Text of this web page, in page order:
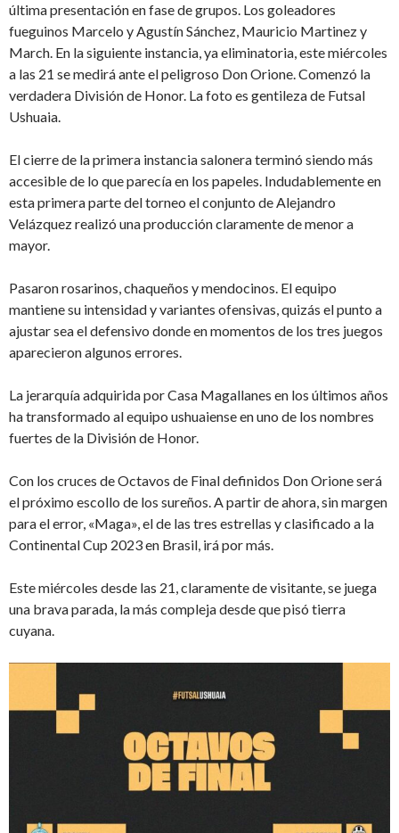
última presentación en fase de grupos. Los goleadores
fueguinos Marcelo y Agustín Sánchez, Mauricio Martinez y
March. En la siguiente instancia, ya eliminatoria, este miércoles
a las 21 se medirá ante el peligroso Don Orione. Comenzó la
verdadera División de Honor. La foto es gentileza de Futsal
Ushuaia.
El cierre de la primera instancia salonera terminó siendo más
accesible de lo que parecía en los papeles. Indudablemente en
esta primera parte del torneo el conjunto de Alejandro
Velázquez realizó una producción claramente de menor a
mayor.
Pasaron rosarinos, chaqueños y mendocinos. El equipo
mantiene su intensidad y variantes ofensivas, quizás el punto a
ajustar sea el defensivo donde en momentos de los tres juegos
aparecieron algunos errores.
La jerarquía adquirida por Casa Magallanes en los últimos años
ha transformado al equipo ushuaiense en uno de los nombres
fuertes de la División de Honor.
Con los cruces de Octavos de Final definidos Don Orione será
el próximo escollo de los sureños. A partir de ahora, sin margen
para el error, «Maga», el de las tres estrellas y clasificado a la
Continental Cup 2023 en Brasil, irá por más.
Este miércoles desde las 21, claramente de visitante, se juega
una brava parada, la más compleja desde que pisó tierra
cuyana.